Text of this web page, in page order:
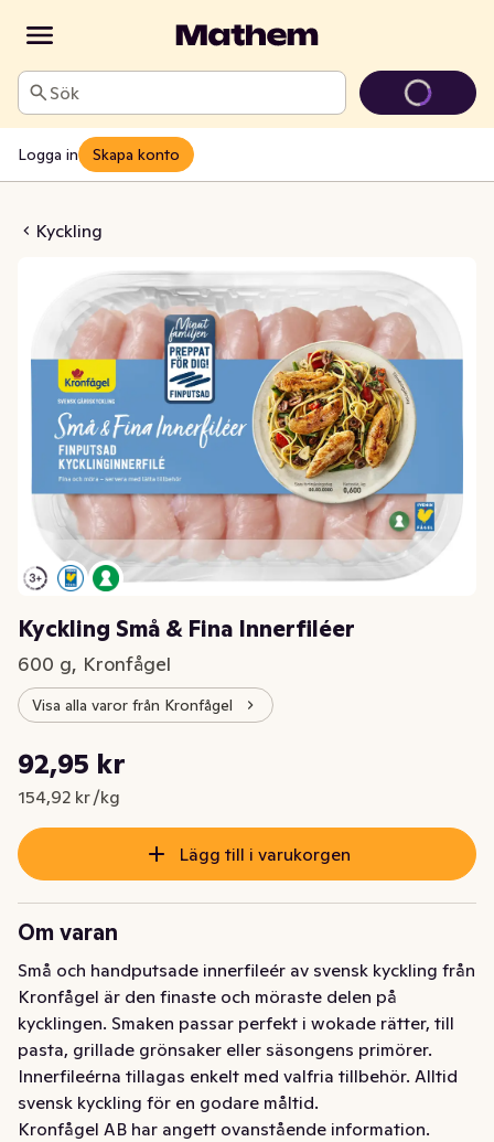
Sök
Logga in Skapa konto
Kyckling
& Fina Innerfiléer
Kyckling Små & Fina Innerfiléer
600 g, Kronfågel
Visa alla varor från Kronfågel
Nuvarande pris är: 92,95 kr
92,95 kr
154,92 kr /kg
Styckpris: 154,92 kr /kg
Lägg till i varukorgen
Om varan
Små och handputsade innerfileér av svensk kyckling från
Kronfågel är den finaste och möraste delen på
kycklingen. Smaken passar perfekt i wokade rätter, till
pasta, grillade grönsaker eller säsongens primörer.
Innerfileérna tillagas enkelt med valfria tillbehör. Alltid
svensk kyckling för en godare måltid.
Kronfågel AB har angett ovanstående information.